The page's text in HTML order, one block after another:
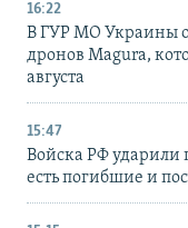
16:22
В ГУР МО Украины
дронов Magura,
августа
15:47
Войска РФ ударили
есть погибшие и